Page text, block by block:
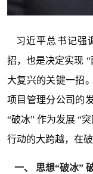
习近平总书记强
招，也是决定实现
大复兴的关键一招
项目管理分公司的
“破冰” 作为发展 “
行动的大跨越，在
一、 思想“破冰”